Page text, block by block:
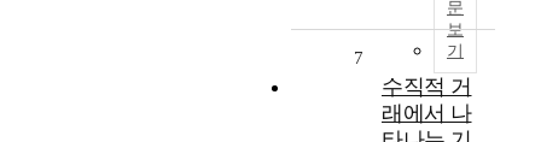
문
보
기
7
수직적 거
래에서 나